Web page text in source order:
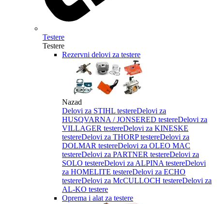
Testere
Testere
Rezervni delovi za testere
Nazad
Delovi za STIHL testereDelovi za
HUSQVARNA / JONSERED testereDelovi za
VILLAGER testereDelovi za KINESKE
testereDelovi za THORP testereDelovi za
DOLMAR testereDelovi za OLEO MAC
testereDelovi za PARTNER testereDelovi za
SOLO testereDelovi za ALPINA testereDelovi
za HOMELITE testereDelovi za ECHO
testereDelovi za McCULLOCH testereDelovi za
AL-KO testere
Oprema i alat za testere